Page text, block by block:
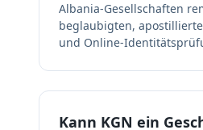
Albania-Gesellschaften
beglaubigten,
und Online-
Kann KGN ein